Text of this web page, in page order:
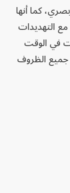
كما أنها
التهديدات
في الوقت
جميع الظروف